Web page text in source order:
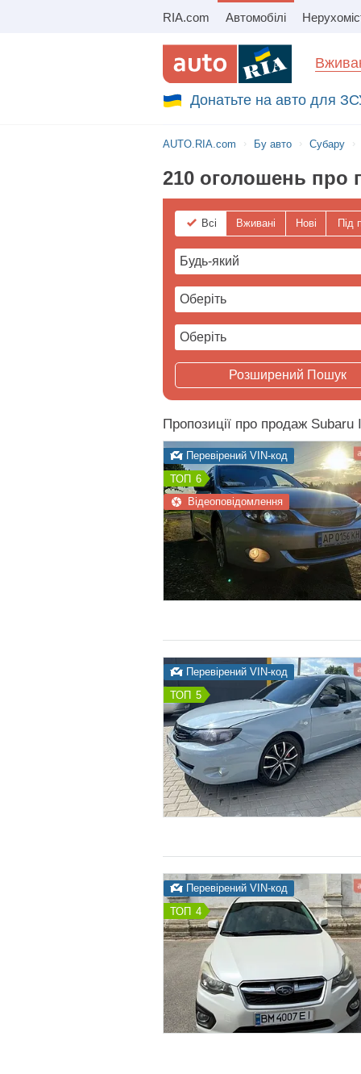
RIA.com Автомобілі
Збір на авто для ЗСУ
Донатьте на авто для
AUTO.RIA.com Бу авто Субару
210 оголошень про
Всі Вживані Нові Під
Розширений Пошук
Пропозиції про продаж Subaru
Перевірений VIN-код
6
Відеоповідомлення
Перевірений VIN-код
5
Перевірений VIN-код
4